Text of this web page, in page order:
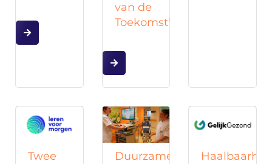
van de
Toekomst’
Twee
Duurzame